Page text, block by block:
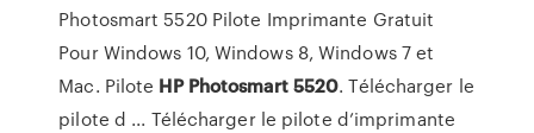
Photosmart 5520 Pilote Imprimante Gratuit
Pour Windows 10, Windows 8, Windows 7 et
Mac. Pilote HP Photosmart 5520. Télécharger le
pilote d ... Télécharger le pilote d’imprimante